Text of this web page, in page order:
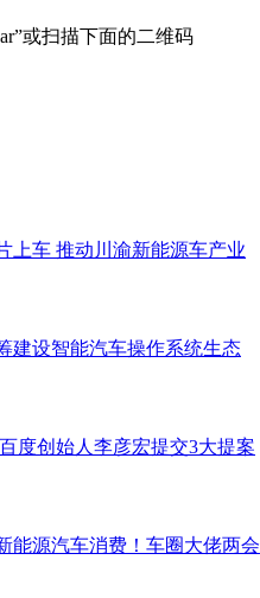
或扫描下面的二维码
上车 推动川渝新能源车产业
建设智能汽车操作系统生态
度创始人李彦宏提交3大提案
能源汽车消费！车圈大佬两会